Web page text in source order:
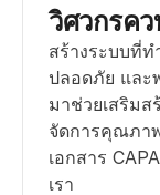
วิศวกรค
สร้างระบบที่
ปลอดภัย และ
มาช่วยเสริมส
จัดการคุณภา
เอกสาร
เรา